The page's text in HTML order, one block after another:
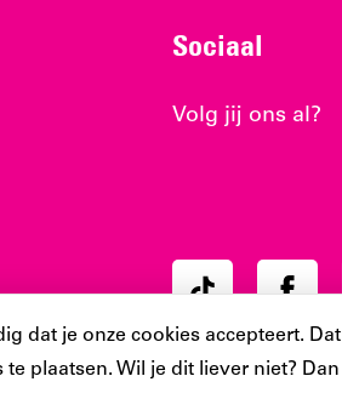
dat je onze cookies accepteert.
plaatsen. Wil je dit liever niet?
Sociaal
Volg jij ons al?
Ons
account
Ons
account